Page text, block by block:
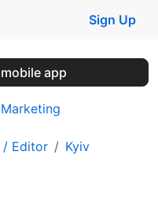
Sign Up
app
Marketing
/ Editor
Kyiv